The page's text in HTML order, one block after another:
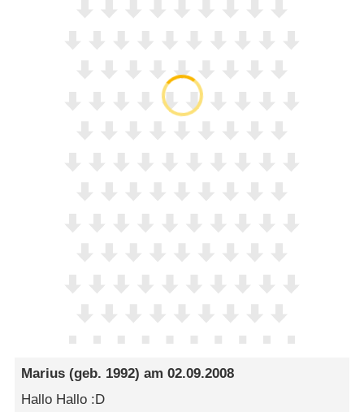
Marius (geb. 1992) am02.09.2008
Hallo Hallo :D